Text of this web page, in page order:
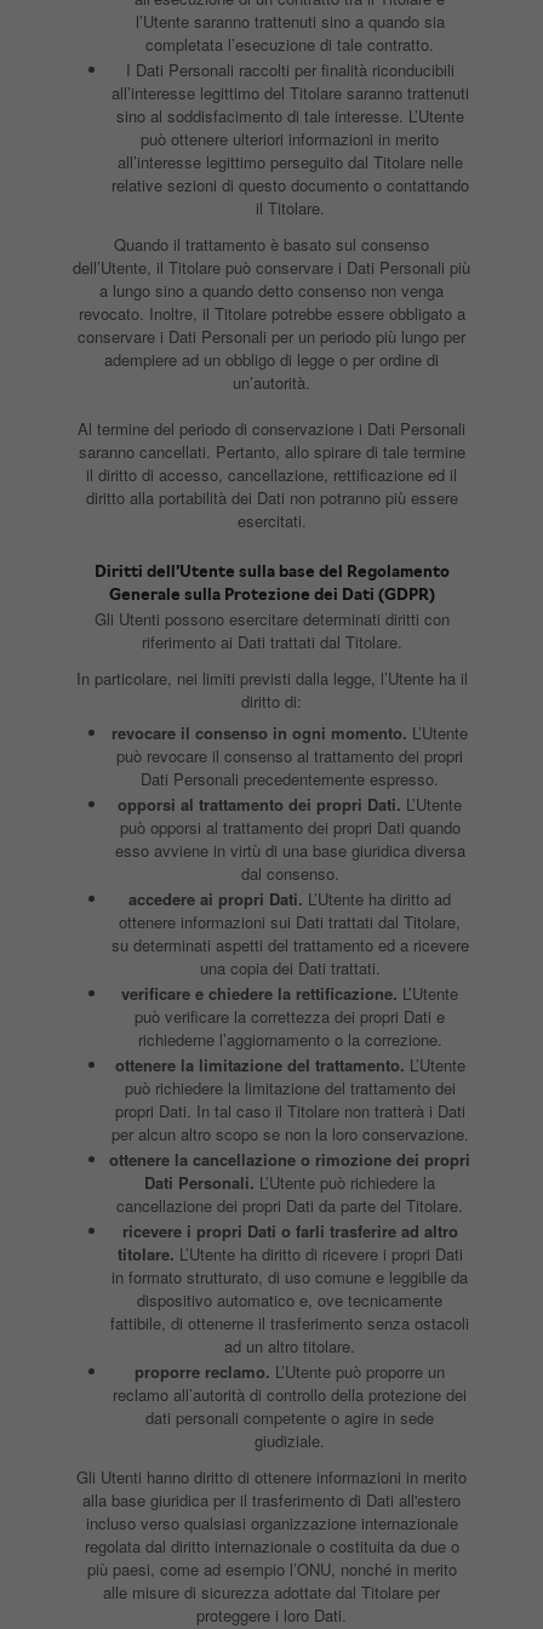
l’Utente saranno trattenuti sino a quando sia
completata l’esecuzione di tale contratto.
I Dati Personali raccolti per finalità riconducibili
all’interesse legittimo del Titolare saranno trattenuti
sino al soddisfacimento di tale interesse. L’Utente
può ottenere ulteriori informazioni in merito
all’interesse legittimo perseguito dal Titolare nelle
relative sezioni di questo documento o contattando
il Titolare.
Quando il trattamento è basato sul consenso
dell’Utente, il Titolare può conservare i Dati Personali più
a lungo sino a quando detto consenso non venga
revocato. Inoltre, il Titolare potrebbe essere obbligato a
conservare i Dati Personali per un periodo più lungo per
adempiere ad un obbligo di legge o per ordine di
un’autorità.
Al termine del periodo di conservazione i Dati Personali
saranno cancellati. Pertanto, allo spirare di tale termine
il diritto di accesso, cancellazione, rettificazione ed il
diritto alla portabilità dei Dati non potranno più essere
esercitati.
Diritti dell’Utente sulla base del Regolamento
Generale sulla Protezione dei Dati (GDPR)
Gli Utenti possono esercitare determinati diritti con
riferimento ai Dati trattati dal Titolare.
In particolare, nei limiti previsti dalla legge, l’Utente ha il
diritto di:
revocare il consenso in ogni momento. L’Utente
può revocare il consenso al trattamento dei propri
Dati Personali precedentemente espresso.
opporsi al trattamento dei propri Dati. L’Utente
può opporsi al trattamento dei propri Dati quando
esso avviene in virtù di una base giuridica diversa
dal consenso.
accedere ai propri Dati. L’Utente ha diritto ad
ottenere informazioni sui Dati trattati dal Titolare,
su determinati aspetti del trattamento ed a ricevere
una copia dei Dati trattati.
verificare e chiedere la rettificazione. L’Utente
può verificare la correttezza dei propri Dati e
richiederne l’aggiornamento o la correzione.
ottenere la limitazione del trattamento. L’Utente
può richiedere la limitazione del trattamento dei
propri Dati. In tal caso il Titolare non tratterà i Dati
per alcun altro scopo se non la loro conservazione.
ottenere la cancellazione o rimozione dei propri
Dati Personali. L’Utente può richiedere la
cancellazione dei propri Dati da parte del Titolare.
ricevere i propri Dati o farli trasferire ad altro
titolare. L’Utente ha diritto di ricevere i propri Dati
in formato strutturato, di uso comune e leggibile da
dispositivo automatico e, ove tecnicamente
fattibile, di ottenerne il trasferimento senza ostacoli
ad un altro titolare.
proporre reclamo. L’Utente può proporre un
reclamo all’autorità di controllo della protezione dei
dati personali competente o agire in sede
giudiziale.
Gli Utenti hanno diritto di ottenere informazioni in merito
alla base giuridica per il trasferimento di Dati all'estero
incluso verso qualsiasi organizzazione internazionale
regolata dal diritto internazionale o costituita da due o
più paesi, come ad esempio l’ONU, nonché in merito
alle misure di sicurezza adottate dal Titolare per
proteggere i loro Dati.